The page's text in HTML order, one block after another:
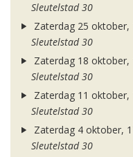
Sleutelstad 30
Zaterdag 25 oktober,
Sleutelstad 30
Zaterdag 18 oktober,
Sleutelstad 30
Zaterdag 11 oktober,
Sleutelstad 30
Zaterdag 4 oktober,
Sleutelstad 30